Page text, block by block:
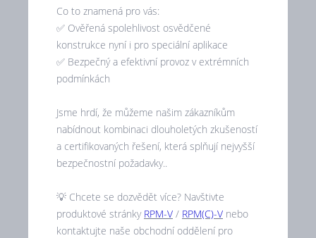
Co to znamená pro vás:
✅ Ověřená spolehlivost osvědčené
konstrukce nyní i pro speciální aplikace
✅ Bezpečný a efektivní provoz v extrémních
podmínkách
Jsme hrdí, že můžeme našim zákazníkům
nabídnout kombinaci dlouholetých zkušeností
a certifikovaných řešení, která splňují nejvyšší
bezpečnostní požadavky..
💡 Chcete se dozvědět více? Navštivte
produktové stránky RPM-V / RPM(C)-V nebo
kontaktujte naše obchodní oddělení pro